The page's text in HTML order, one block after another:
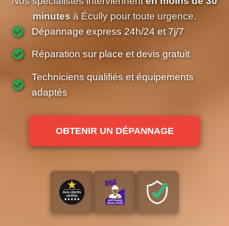
minutesà Écully pour toute urgence.
Dépannage express 24h/24 et 7j/7
Réparation sur place et devis gratuit
Techniciens qualifiés et équipements
adaptés
OBTENIR UN DÉPANNAGE